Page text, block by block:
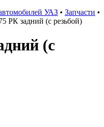
УАЗ • Запчасти •
РК задний (с резьбой)
(с